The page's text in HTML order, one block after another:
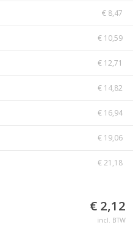
€ 8,47
€ 10,59
€ 12,71
€ 14,82
€ 16,94
€ 19,06
€ 21,18
€ 2,12
incl. BTW